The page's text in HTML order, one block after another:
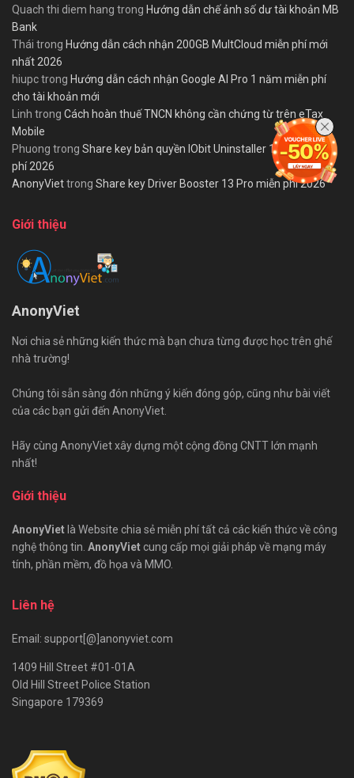
Quach thi diem hang trong Hướng dẫn chế ảnh số dư tài khoản MB
Bank
Thái trong Hướng dẫn cách nhận 200GB MultCloud miễn phí mới
nhất 2026
hiupctrong Hướng dẫn cách nhận Google AI Pro 1 năm miễn phí
cho tài khoản mới
Linh trong Cách hoàn thuế TNCN không cần chứng từ trên eTax
Mobile
Phuong trong Share key bản quyền IObit Uninstaller 15 PRO miễn
phí 2026
AnonyViettrong Share key Driver Booster 13 Pro miễn phí 2026
Giới thiệu
AnonyViet
Nơi chia sẻ những kiến thức mà bạn chưa từng được học trên ghế
nhà trường!
Chúng tôi sẵn sàng đón những ý kiến đóng góp, cũng như bài viết
của các bạn gửi đến AnonyViet.
Hãy cùng AnonyViet xây dựng một cộng đồng CNTT lớn mạnh
nhất!
Giới thiệu
AnonyViet là Website chia sẻ miễn phí tất cả các kiến thức về công
nghệ thông tin. AnonyViet cung cấp mọi giải pháp về mạng máy
tính, phần mềm, đồ họa và MMO.
Liên hệ
Email: support[@]anonyviet.com
1409 Hill Street #01-01A
Old Hill Street Police Station
Singapore 179369